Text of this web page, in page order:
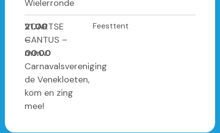
Wielerronde
21.00
–
00.00
VOARTSE
CANTUS –
m.m.v.
Carnavalsvereniging
de Venekloeten,
kom en zing
mee!
Feesttent